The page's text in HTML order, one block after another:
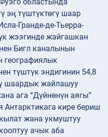
эң түштүктөгү шаар
Гранде-де-Тьерра-
жээгинде жайгашкан
Бигл каналынын
географиялык
түштүк эндигинин 54,8
шаардык жайлашуу
ага “Дүйнөнүн аягы”
Антарктикага кире бериш
жана укмуштуу
ачык аба